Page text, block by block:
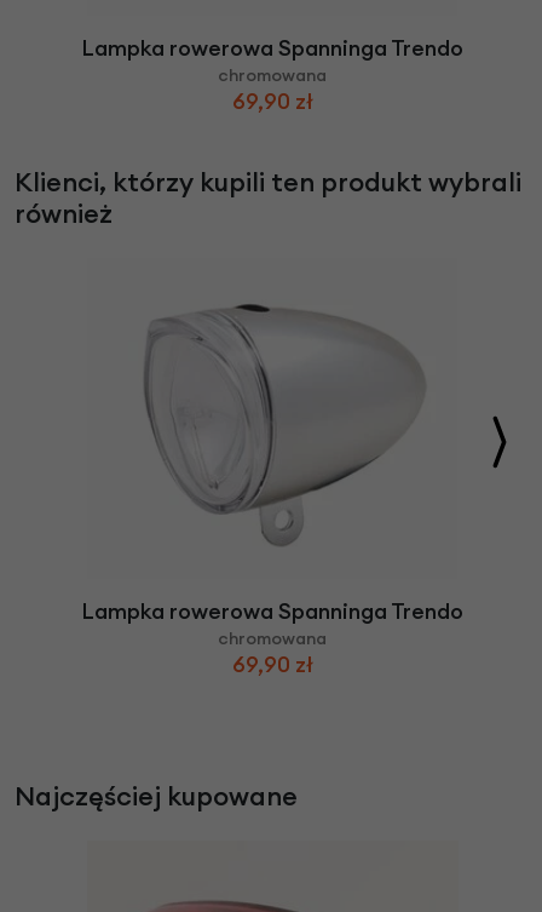
Lampka rowerowa Spanninga Trendo
chromowana
69,90 zł
Klienci, którzy kupili ten produkt wybrali
również
Lampka rowerowa Spanninga Trendo
chromowana
69,90 zł
Najczęściej kupowane